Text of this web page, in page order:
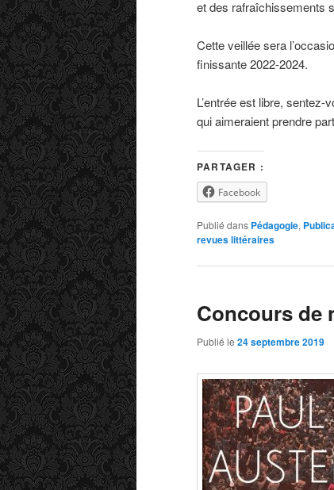
et des rafraîchissements
Cette veillée sera
finissante 2022-2024.
L’entrée est libre, sentez-
qui aimeraient prendre
PARTAGER :
Facebook
Publié dans Pédagogie,
revues littéraires
Concours de
Publié le 24 septembre 2019